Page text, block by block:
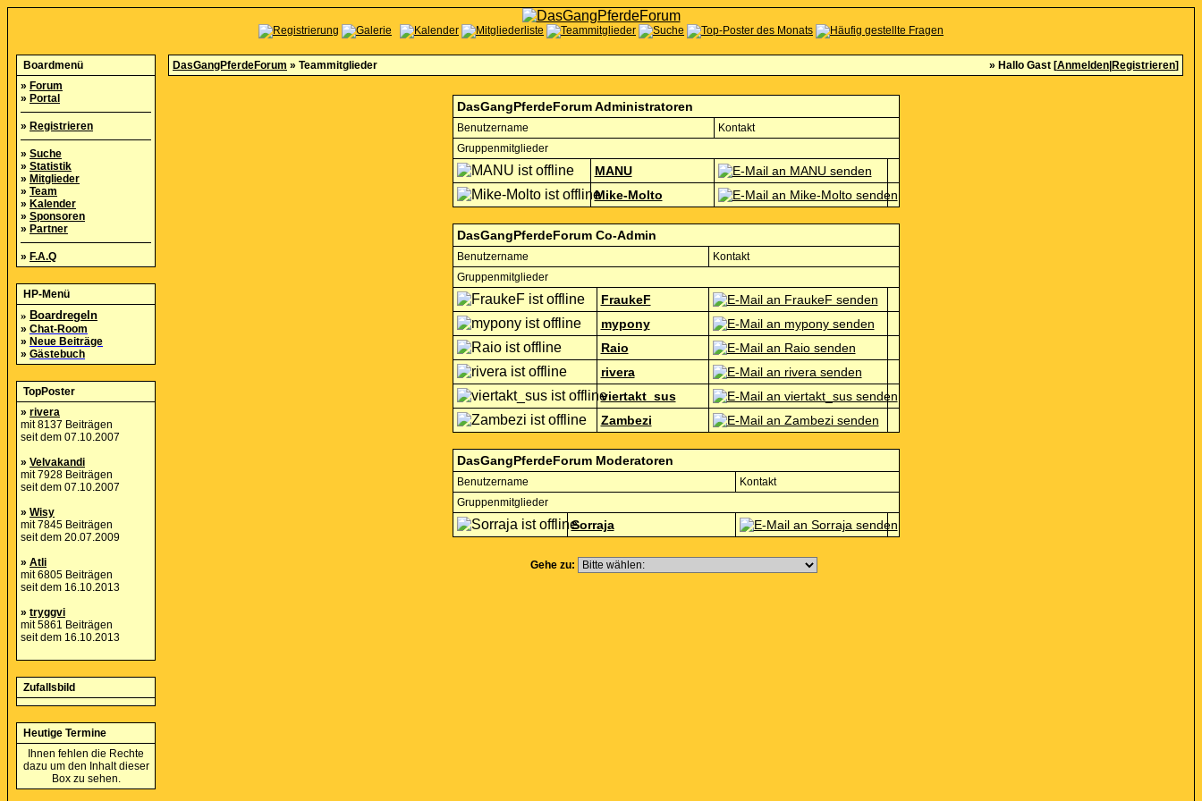
Boardmenü
» Forum
» Portal
» Registrieren
» Suche
» Statistik
» Mitglieder
» Team
» Kalender
» Sponsoren
» Partner
» F.A.Q
HP-Menü
» Boardregeln
» Chat-Room
» Neue Beiträge
» Gästebuch
TopPoster
» rivera
mit 8137 Beiträgen
seit dem 07.10.2007
» Velvakandi
mit 7928 Beiträgen
seit dem 07.10.2007
» Wisy
mit 7845 Beiträgen
seit dem 20.07.2009
» Atli
mit 6805 Beiträgen
seit dem 16.10.2013
» tryggvi
mit 5861 Beiträgen
seit dem 16.10.2013
Zufallsbild
Heutige Termine
Ihnen fehlen die Rechte
dazu um den Inhalt dieser
Box zu sehen.
DasGangPferdeForum » Teammitglieder » Hallo Gast [Anmelden Registrieren]
DasGangPferdeForum Administratoren
Benutzername
Kontakt
Gruppenmitglieder
MANU
Mike-Molto
DasGangPferdeForum Co-Admin
Benutzername
Kontakt
Gruppenmitglieder
FraukeF
mypony
Raio
rivera
viertakt_sus
Zambezi
DasGangPferdeForum Moderatoren
Benutzername
Kontakt
Gruppenmitglieder
Sorraja
Gehe zu: